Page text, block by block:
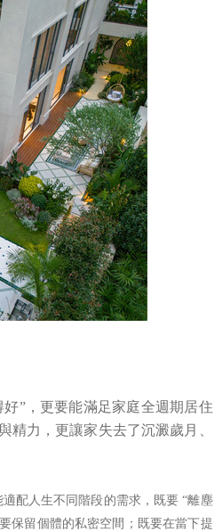
”，更要能滿足家庭全週期居住
精力，更讓家失去了沉澱歲月、
配人生不同階段的需求，既要 “離塵
保留個體的私密空間；既要在當下提